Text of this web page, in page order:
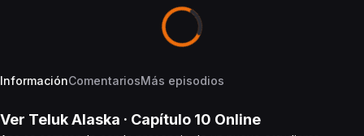
InformaciónComentariosMás episodios
Ver Teluk Alaska · Capítulo 10 Online